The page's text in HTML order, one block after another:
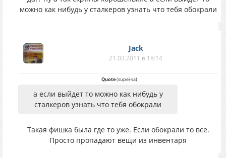
можно как нибудь у сталкеров узнать что тебя обокрали
Jack
21.03.2011 в 18:14
Quote(supei-sa)
а если выйдет то можно как нибудь у
сталкеров узнать что тебя обокрали
Такая фишка была где то уже. Если обокрали то все.
Просто пропадают вещи из инвентаря